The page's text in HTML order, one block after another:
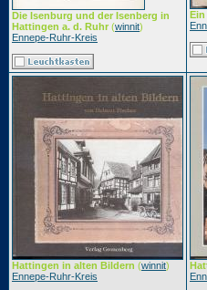
Die Isenburg und der Isenberg in
Hattingen a. d. Ruhr (winnit)
Ennepe-Ruhr-Kreis
Ein
Hattingen in alten Bildern (winnit)
Ennepe-Ruhr-Kreis